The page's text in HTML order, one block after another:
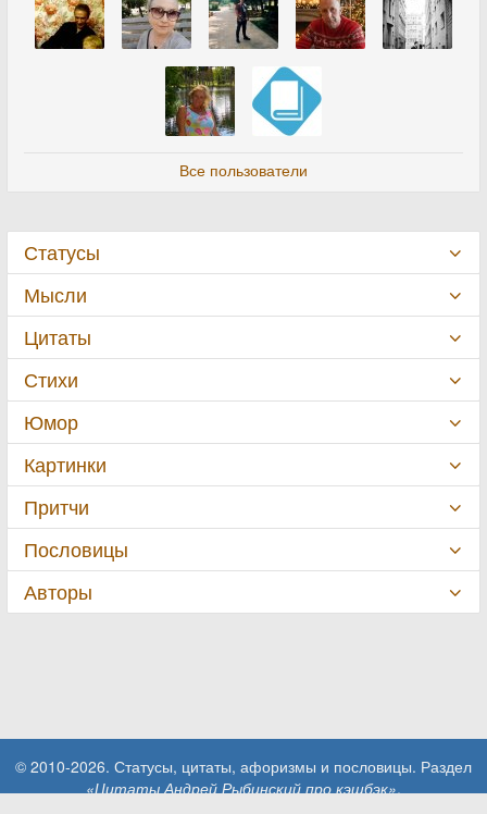
Все пользователи
Статусы
Мысли
Цитаты
Стихи
Юмор
Картинки
Притчи
Пословицы
Авторы
© 2010-2026. Статусы, цитаты, афоризмы и пословицы. Раздел
«Цитаты Андрей Рыбинский про кэшбэк».